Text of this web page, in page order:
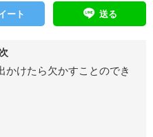
ート 送る
かけたら欠かすことのでき